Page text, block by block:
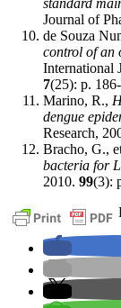
standard
Journal of
de Souza
control of an
International
7(25): p.
Marino, R.,
dengue
Research,
Bracho, G.,
bacteria for
2010. 99(3):